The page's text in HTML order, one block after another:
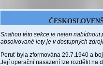
Snahou této sekce je nejen
absolvované lety je v dostupných
Peruť byla zformována 29.7.1940 a
Její operační nasazení lze rozdělit na